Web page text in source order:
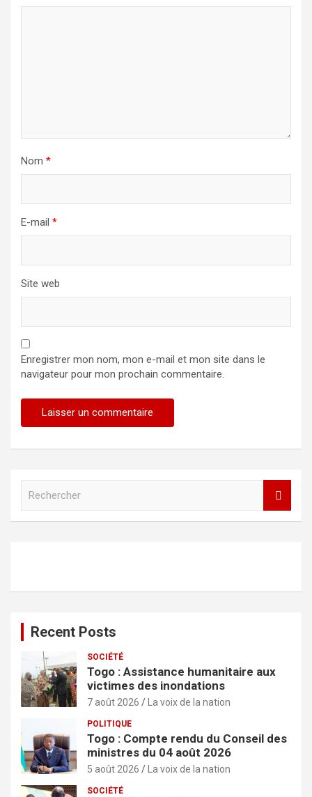
Nom *
E-mail *
Site web
Enregistrer mon nom, mon e-mail et mon site dans le
navigateur pour mon prochain commentaire.
h
Recent Posts
SOCIÉTÉ
Togo : Assistance humanitaire aux
victimes des inondations
7 août 2026 La voix de la nation
POLITIQUE
Togo : Compte rendu du Conseil des
ministres du 04 août 2026
5 août 2026 La voix de la nation
SOCIÉTÉ